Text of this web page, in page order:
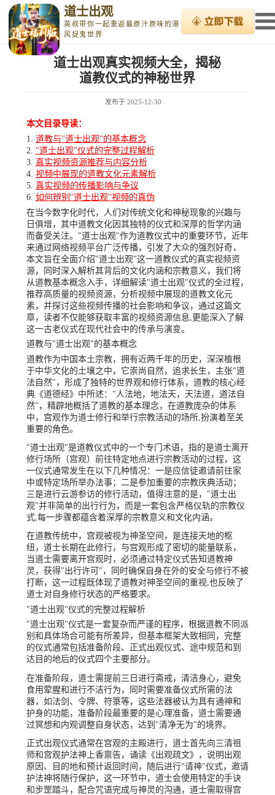
道士出观
英叔带你一起重返最原汁原味的港
风捉鬼世界
道士出观真实视频大全，揭秘
道教仪式的神秘世界
发布于2025-12-30
本文目录导读：
道教与"道士出观"的基本概念
"道士出观"仪式的完整过程解析
真实视频资源推荐与内容分析
视频中展现的道教文化元素解析
真实视频的传播影响与争议
如何辨别"道士出观"视频的真伪
在当今数字化时代，人们对传统文化和神秘现象的兴趣与
日俱增，其中道教文化因其独特的仪式和深厚的哲学内涵
而备受关注。"道士出观"作为道教仪式中的重要环节，近年
来通过网络视频平台广泛传播，引发了大众的强烈好奇，
本文旨在全面介绍"道士出观"这一道教仪式的真实视频资
源，同时深入解析其背后的文化内涵和宗教意义，我们将
从道教基本概念入手，详细解读"道士出观"仪式的全过程，
推荐高质量的视频资源，分析视频中展现的道教文化元
素，并探讨这些视频传播的社会影响和争议，通过这篇文
章，读者不仅能够获取丰富的视频资源信息,更能深入了解
这一古老仪式在现代社会中的传承与演变。
道教与"道士出观"的基本概念
道教作为中国本土宗教，拥有近两千年的历史，深深植根
于中华文化的土壤之中，它崇尚自然，追求长生，主张"道
法自然"，形成了独特的世界观和修行体系，道教的核心经
典《道德经》中所述："人法地，地法天，天法道，道法自
然"，精辟地概括了道教的基本理念，在道教庞杂的体系
中，宫观作为道士修行和举行宗教活动的场所,扮演着至关
重要的角色。
"道士出观"是道教仪式中的一个专门术语，指的是道士离开
修行场所（宫观）前往特定地点进行宗教活动的过程，这
一仪式通常发生在以下几种情况：一是应信徒邀请前往家
中或特定场所举办法事；二是参加重要的宗教庆典活动；
三是进行云游参访的修行活动，值得注意的是，"道士出
观"并非简单的出行行为，而是一套包含严格仪轨的宗教仪
式,每一步骤都蕴含着深厚的宗教意义和文化内涵。
在道教传统中，宫观被视为神圣空间，是连接天地的枢
纽，道士长期在此修行，与宫观形成了密切的能量联系，
当道士需要离开宫观时，必须通过特定仪式告知道教神
灵，获得"出行许可"，同时确保自身在外的安全与修行不被
打断，这一过程既体现了道教对神圣空间的重视,也反映了
道士对自身修行状态的严格要求。
"道士出观"仪式的完整过程解析
"道士出观"仪式是一套复杂而严谨的程序，根据道教不同派
别和具体场合可能有所差异，但基本框架大致相同，完整
的仪式通常包括准备阶段、正式出观仪式、途中规范和到
达目的地后的仪式四个主要部分。
在准备阶段，道士需提前三日进行斋戒，清洁身心，避免
食用荤腥和进行不洁行为，同时需要准备仪式所需的法
器，如法剑、令牌、符箓等，这些法器被认为具有通神和
护身的功能，准备阶段最重要的是心理准备，道士需要通
过冥想和内观调整自身状态，达到"清净无为"的境界。
正式出观仪式通常在宫观的主殿进行，道士首先向三清祖
师和宫观护法神上香禀告，诵读《出观疏文》，说明出观
原因、目的地和预计返回时间，随后进行"请神"仪式，邀请
护法神将随行保护，这一环节中，道士会使用特定的手诀
和步罡踏斗，配合咒语完成与神灵的沟通，道士需取得宫